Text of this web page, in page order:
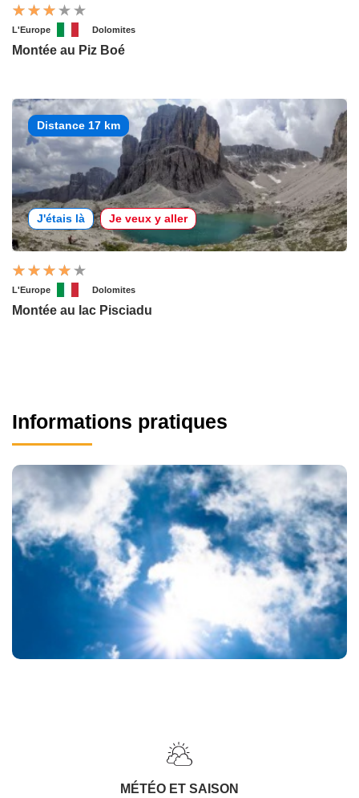
L'Europe Dolomites
Montée au Piz Boé
Distance 17 km
J'étais là Je veux y aller
L'Europe Dolomites
Montée au lac Pisciadu
Informations pratiques
MÉTÉO ET SAISON